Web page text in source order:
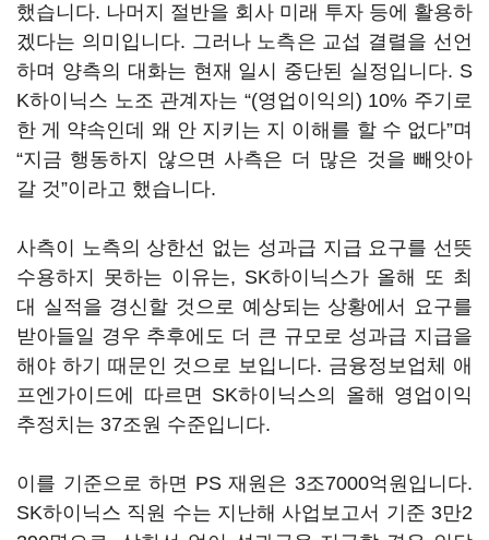
했습니다. 나머지 절반을 회사 미래 투자 등에 활용하
겠다는 의미입니다. 그러나 노측은 교섭 결렬을 선언
하며 양측의 대화는 현재 일시 중단된 실정입니다. S
K하이닉스 노조 관계자는 “(영업이익의) 10% 주기로
한 게 약속인데 왜 안 지키는 지 이해를 할 수 없다”며
“지금 행동하지 않으면 사측은 더 많은 것을 빼앗아
갈 것”이라고 했습니다.
사측이 노측의 상한선 없는 성과급 지급 요구를 선뜻
수용하지 못하는 이유는, SK하이닉스가 올해 또 최
대 실적을 경신할 것으로 예상되는 상황에서 요구를
받아들일 경우 추후에도 더 큰 규모로 성과급 지급을
해야 하기 때문인 것으로 보입니다. 금융정보업체 애
프엔가이드에 따르면 SK하이닉스의 올해 영업이익
추정치는 37조원 수준입니다.
이를 기준으로 하면 PS 재원은 3조7000억원입니다.
SK하이닉스 직원 수는 지난해 사업보고서 기준 3만2